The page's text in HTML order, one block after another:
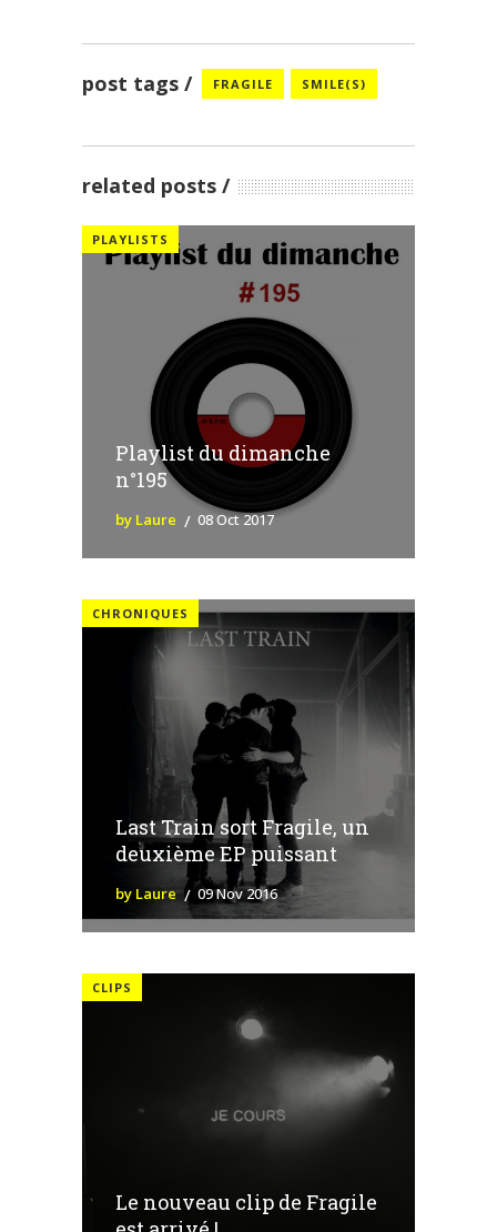
post tags FRAGILE SMILE(S)
related posts
PLAYLISTS
Playlist du dimanche
n°195
by Laure 08 Oct 2017
CHRONIQUES
Last Train sort Fragile, un
deuxième EP puissant
by Laure 09 Nov 2016
CLIPS
Le nouveau clip de Fragile